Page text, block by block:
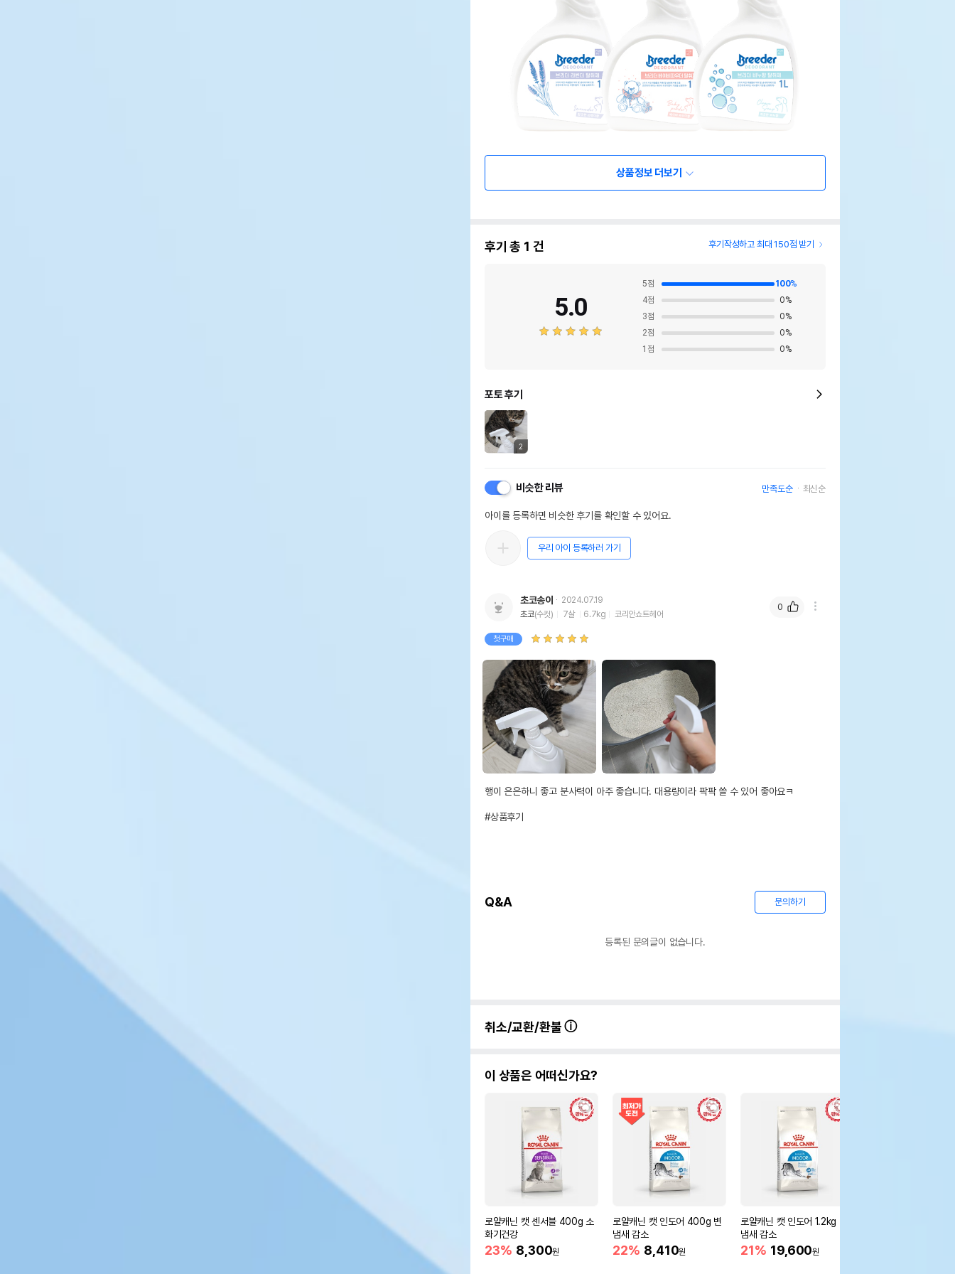
상품정보 더보기
후기 총 1 건 후기작성하고 최대 150점 받기
5.0
5점 100%
4점 0%
3점 0%
2점 0%
1 점 0%
포토 후기
2
비슷한 리뷰 만족도순 최신순
아이를 등록하면 비슷한 후기를 확인할 수 있어요.
우리 아이 등록하러 가기
초코송이
2024.07.19
초코(수컷) 7살 6.7kg 코리안쇼트헤어
첫구매
행이 은은하니 좋고 분사력이 아주 좋습니다. 대용량이라 팍팍 쓸 수 있어 좋아요ㅋ
#상품후기
0
Q&A 문의하기
등록된 문의글이 없습니다.
취소/교환/환불
이 상품은 어떠신가요?
로얄캐닌 캣 센서블 400g 소
화기건강
23% 8,300원
로얄캐닌 캣 인도어 400g 변
냄새 감소
22% 8,410원
로얄캐닌 캣 인도어 1.2kg 변
냄새 감소
21% 19,600원